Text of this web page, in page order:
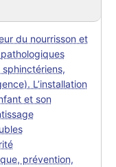
du nourrisson et
L’installation
et son
prévention,